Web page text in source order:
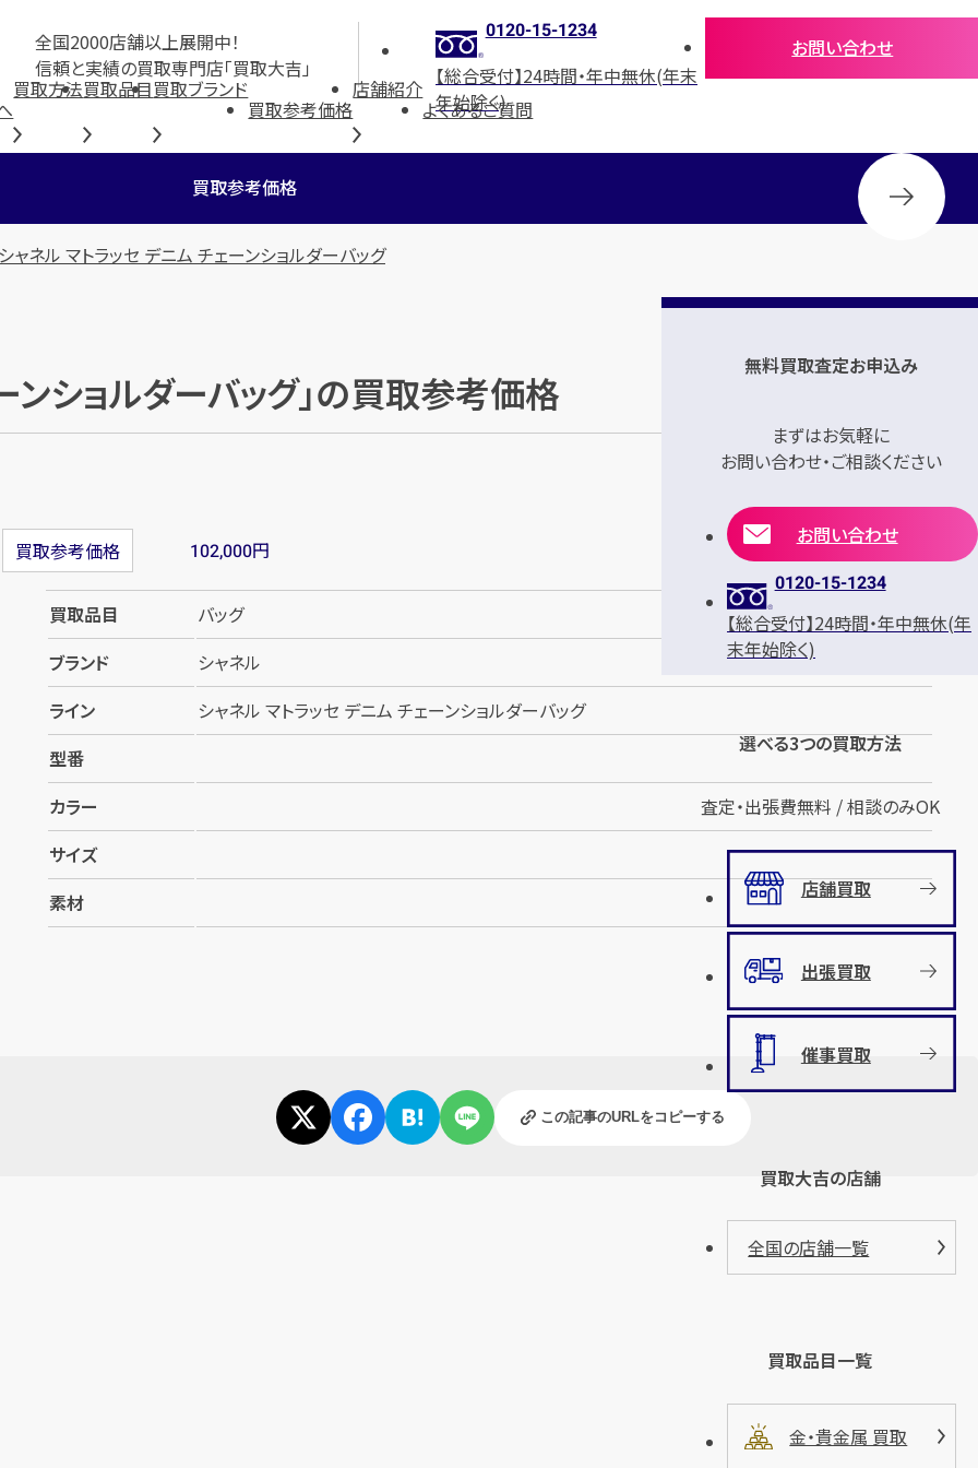
全国2000店舗以上展開中！
信頼と実績の買取専門店「買取大吉」
0120-15-1234
【総合受付】24時間・年中無休(年末
年始除く)
お問い合わせ
買取方法買取品目買取ブランド
買取参考価格
店舗紹介
よくあるご質問
買取参考価格
ャネル マトラッセ デニム チェーンショルダーバッグ
ンショルダーバッグ」の買取参考価格
買取参考価格 102,000円
買取品目
バッグ
ブランド
シャネル
ライン
シャネル マトラッセ デニム チェーンショルダーバッグ
型番
カラー
サイズ
素材
この記事のURLをコピーする
無料買取査定お申込み
まずはお気軽に
お問い合わせ・ご相談ください
お問い合わせ
0120-15-1234
【総合受付】24時間・年中無休(年
末年始除く)
選べる3つの買取方法
査定・出張費無料 / 相談のみOK
店舗買取
出張買取
催事買取
買取大吉の店舗
全国の店舗一覧
買取品目一覧
金・貴金属 買取